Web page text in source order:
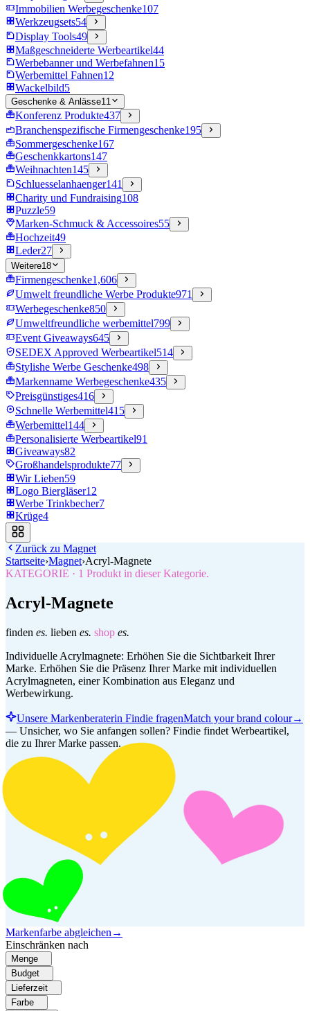
Immobilien Werbegeschenke107
Werkzeugsets54
Display Tools49
Maßgeschneiderte Werbeartikel44
Werbebanner und Werbefahnen15
Werbemittel Fahnen12
Wackelbild5
Geschenke & Anlässe11
Konferenz Produkte437
Branchenspezifische Firmengeschenke195
Sommergeschenke167
Geschenkkartons147
Weihnachten145
Schluesselanhaenger141
Charity und Fundraising108
Puzzle59
Marken-Schmuck & Accessoires55
Hochzeit49
Leder27
Weitere18
Firmengeschenke1,606
Umwelt freundliche Werbe Produkte971
Werbegeschenke850
Umweltfreundliche werbemittel799
Event Giveaways645
SEDEX Approved Werbeartikel514
Stylishe Werbe Geschenke498
Markenname Werbegeschenke435
Preisgünstiges416
Schnelle Werbemittel415
Werbemittel144
Personalisierte Werbeartikel91
Giveaways82
Großhandelsprodukte77
Wir Lieben59
Logo Biergläser12
Werbe Trinkbecher7
Krüge4
Zurück zu Magnet
Startseite›Magnet›Acryl-Magnete
KATEGORIE · 1 Produkt in dieser Kategorie.
Acryl-Magnete
finden es. lieben es. shop es.
Individuelle Acrylmagnete: Erhöhen Sie die Sichtbarkeit Ihrer
Marke. Erhöhen Sie die Präsenz Ihrer Marke mit individuellen
Acrylmagneten, einer Kombination aus Eleganz und
Werbewirkung.
Unsere Markenberaterin Findie fragenMatch your brand colour→
— Unsicher, wo Sie anfangen sollen? Findie findet Werbeartikel,
die zu Ihrer Marke passen.
Markenfarbe abgleichen →
Einschränken nach
Menge
Budget
Lieferzeit
Farbe